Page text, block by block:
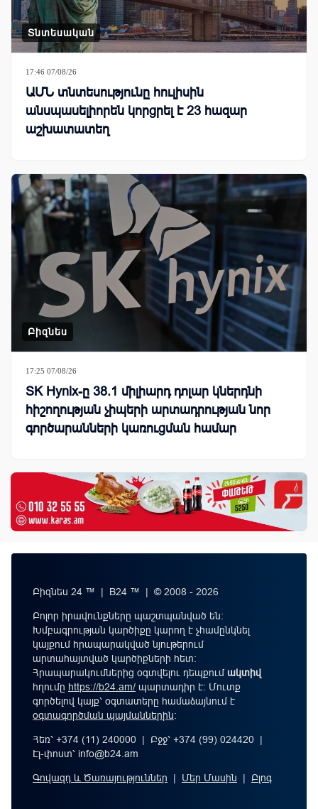
Տնտեսական
17:46 07/08/26
ԱՄՆ տնտեսությունը հուլիսին
անսպասելիորեն կորցրել է 23 հազար
աշխատատեղ
Բիզնես
17:25 07/08/26
SK Hynix-ը 38.1 միլիարդ դոլար կներդնի
հիշողության չիպերի արտադրության նոր
գործարանների կառուցման համար
Բիզնես 24 ™ | B24 ™ | © 2008 - 2026
Բոլոր իրավունքները պաշտպանված են:
Խմբագրության կարծիքը կարող է չհամընկնել
կայքում հրապարակված նյութերում
արտահայտված կարծիքների հետ:
Հրապարակումներից օգտվելու դեպքումակտիվ
հղումը https://b24.am/ պարտադիր է: Մուտք
գործելով կայք՝ օգտատերը համաձայնում է
օգտագործման պայմաններին։
Հեռ՝ +374 (11) 240000 | Բջջ՝ +374 (99) 024420 |
Էլ-փոստ՝ info@b24.am
Գովազդ և Ծառայություններ | Մեր Մասին | Բլոգ